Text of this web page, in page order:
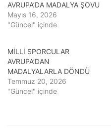
AVRUPA’DA MADALYA ŞOVU
Mayıs 16, 2026
"Güncel" içinde
MİLLİ SPORCULAR
AVRUPA’DAN
MADALYALARLA DÖNDÜ
Temmuz 20, 2026
"Güncel" içinde